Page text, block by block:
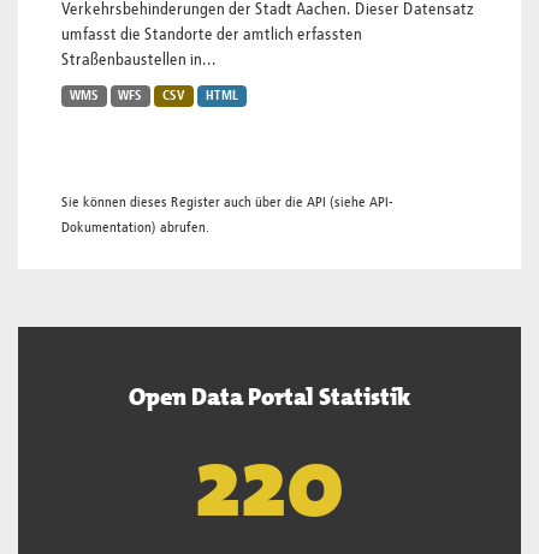
Verkehrsbehinderungen der Stadt Aachen. Dieser Datensatz
umfasst die Standorte der amtlich erfassten
Straßenbaustellen in...
WMS WFS CSV HTML
Sie können dieses Register auch über die API (siehe API-
Dokumentation) abrufen.
Open Data Portal Statistik
222